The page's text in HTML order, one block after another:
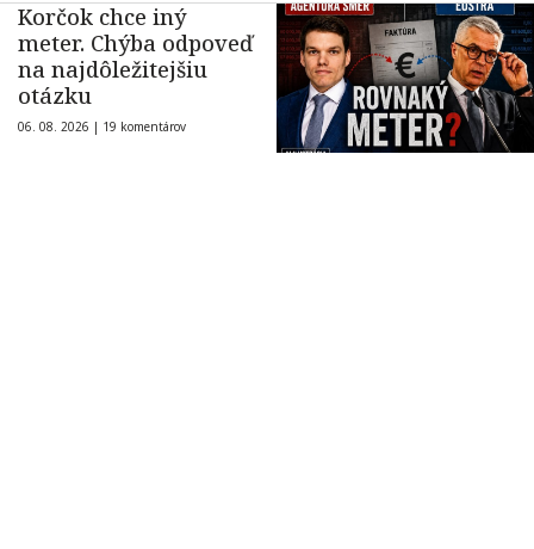
Korčok chce iný
meter. Chýba odpoveď
na najdôležitejšiu
otázku
06. 08. 2026 | 19 komentárov